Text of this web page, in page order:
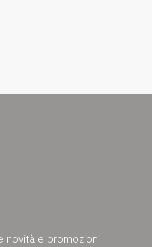
novità e promozioni